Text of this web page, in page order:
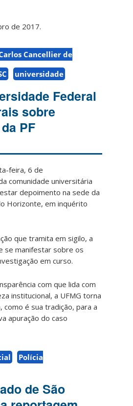
de 2017.
Cancellier de
universidade
Federal
sobre
PF
feira, 6 de
comunidade universitária
depoimento na sede da
Horizonte, em inquérito
que tramita em sigilo, a
se manifestar sobre os
em curso.
com que lida com
institucional, a UFMG torna
como é sua tradição, para a
apuração do caso
Polícia
de São